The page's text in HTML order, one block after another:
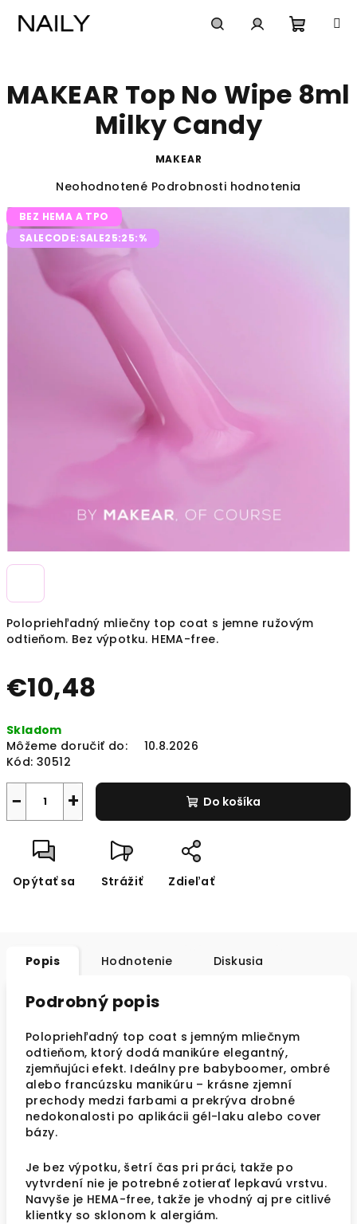
košík
Polopriehľadný mliečny top coat s jemne ružovým
odtieňom. Bez výpotku. HEMA-free.
€10,48
cena:
Skladom
Môžeme doručiť do:
10.8.2026
Kód: 30512
+
− Do košíka
Opýtať sa Strážiť Zdieľať
MAKEAR Top No Wipe 8ml
Milky Candy
MAKEAR
Priemerné
produktu
je
0,0
hviezdičiek.
Neohodnotené Podrobnosti hodnotenia
BEZ HEMA A TPO
SALECODE:SALE25:25:%
Popis Hodnotenie Diskusia
Podrobný popis
Polopriehľadný top coat s jemným mliečnym
odtieňom, ktorý dodá manikúre elegantný,
zjemňujúci efekt. Ideálny pre babyboomer, ombré
alebo francúzsku manikúru – krásne zjemní
prechody medzi farbami a prekrýva drobné
nedokonalosti po aplikácii gél-laku alebo cover
bázy.
Je bez výpotku, šetrí čas pri práci, takže po
vytvrdení nie je potrebné zotierať lepkavú vrstvu.
Navyše je HEMA-free, takže je vhodný aj pre citlivé
klientky so sklonom k alergiám.